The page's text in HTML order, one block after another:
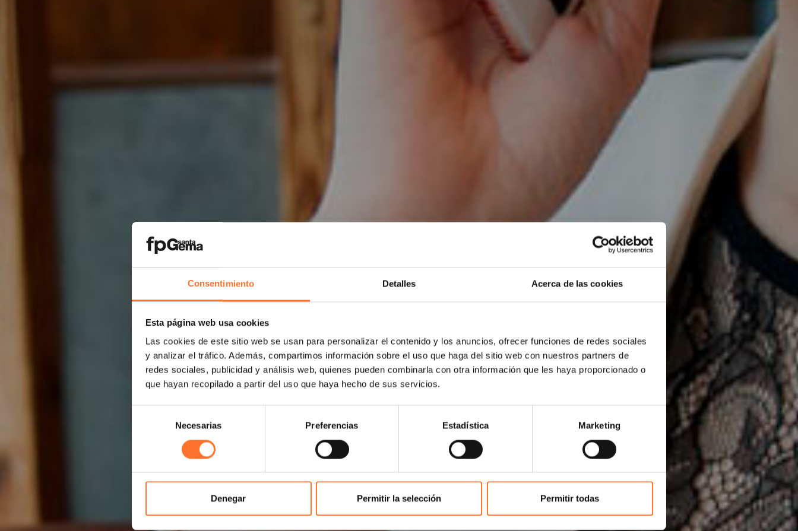
Consentimiento Detalles Acerca de las cookies
Esta página web usa cookies
Las cookies de este sitio web se usan para personalizar el contenido y los anuncios, ofrecer funciones de redes sociales
y analizar el tráfico. Además, compartimos información sobre el uso que haga del sitio web con nuestros partners de
redes sociales, publicidad y análisis web, quienes pueden combinarla con otra información que les haya proporcionado o
que hayan recopilado a partir del uso que haya hecho de sus servicios.
consentimiento
Necesarias Preferencias Estadística Marketing
Denegar Permitir la selección Permitir todas